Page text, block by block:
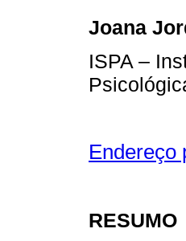
Joana
ISPA –
Endereço
RESUMO